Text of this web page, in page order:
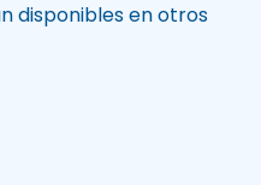
disponibles en otros